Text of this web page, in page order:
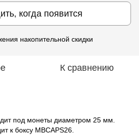
когда появится
накопительной скидки
К сравнению
под монеты диаметром 25 мм.
к боксу MBCAPS26.